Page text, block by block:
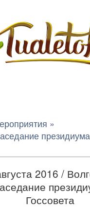
»
2016 /
Госсовета